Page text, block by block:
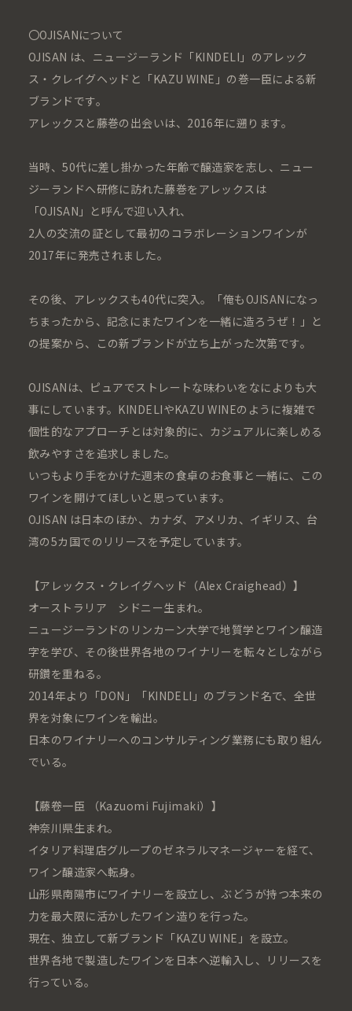
〇OJISANについて
OJISAN は、ニュージーランド「KINDELI」のアレック
ス・クレイグヘッドと「KAZU WINE」の巻一臣による新
ブランドです。
アレックスと藤巻の出会いは、2016年に遡ります。
当時、50代に差し掛かった年齢で醸造家を志し、ニュー
ジーランドへ研修に訪れた藤巻をアレックスは
「OJISAN」と呼んで迎い入れ、
2人の交流の証として最初のコラボレーションワインが
2017年に発売されました。
その後、アレックスも40代に突入。「俺もOJISANになっ
ちまったから、記念にまたワインを一緒に造ろうぜ！」と
の提案から、この新ブランドが立ち上がった次第です。
OJISANは、ピュアでストレートな味わいをなによりも大
事にしています。KINDELIやKAZU WINEのように複雑で
個性的なアプローチとは対象的に、カジュアルに楽しめる
飲みやすさを追求しました。
いつもより手をかけた週末の食卓のお食事と一緒に、この
ワインを開けてほしいと思っています。
OJISAN は日本のほか、カナダ、アメリカ、イギリス、台
湾の5カ国でのリリースを予定しています。
【アレックス・クレイグヘッド（Alex Craighead）】
オーストラリア シドニー生まれ。
ニュージーランドのリンカーン大学で地質学とワイン醸造
字を学び、その後世界各地のワイナリーを転々としながら
研鑽を重ねる。
2014年より「DON」「KINDELI」のブランド名で、全世
界を対象にワインを輸出。
日本のワイナリーへのコンサルティング業務にも取り組ん
でいる。
【藤卷一臣 （Kazuomi Fujimaki）】
神奈川県生まれ。
イタリア料理店グループのゼネラルマネージャーを経て、
ワイン醸造家へ転身。
山形県南陽市にワイナリーを設立し、ぶどうが持つ本来の
力を最大限に活かしたワイン造りを行った。
現在、独立して新ブランド「KAZU WINE」を設立。
世界各地で製造したワインを日本へ逆輸入し、リリースを
行っている。